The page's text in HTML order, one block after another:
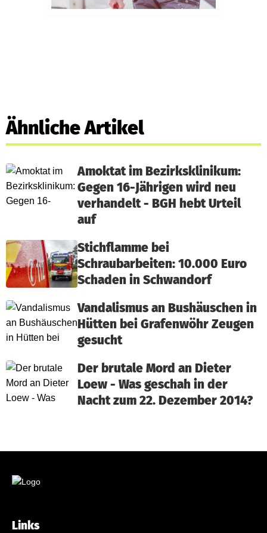
Ähnliche Artikel
Amoktat im Bezirksklinikum:
Gegen 16-Jährigen wird neu
verhandelt - BGH hebt Urteil
auf
Stichflamme bei
Schraubarbeiten: 10.000 Euro
Schaden in Schwandorf
Vandalismus an Bushäuschen in
Hütten bei Grafenwöhr Zeugen
gesucht
Der brutale Mord an Dieter
Loew - Was geschah in der
Nacht zum 22. Dezember 2014?
Links